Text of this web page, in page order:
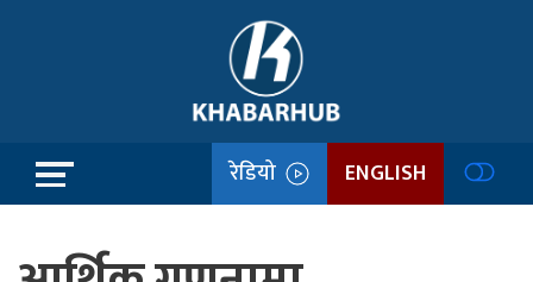
रेडियो ENGLISH